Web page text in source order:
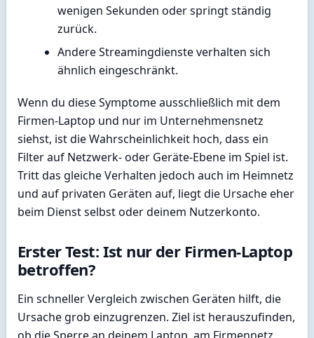
wenigen Sekunden oder springt ständig
zurück.
Andere Streamingdienste verhalten sich
ähnlich eingeschränkt.
Wenn du diese Symptome ausschließlich mit dem
Firmen-Laptop und nur im Unternehmensnetz
siehst, ist die Wahrscheinlichkeit hoch, dass ein
Filter auf Netzwerk- oder Geräte-Ebene im Spiel ist.
Tritt das gleiche Verhalten jedoch auch im Heimnetz
und auf privaten Geräten auf, liegt die Ursache eher
beim Dienst selbst oder deinem Nutzerkonto.
Erster Test: Ist nur der Firmen-Laptop
betroffen?
Ein schneller Vergleich zwischen Geräten hilft, die
Ursache grob einzugrenzen. Ziel ist herauszufinden,